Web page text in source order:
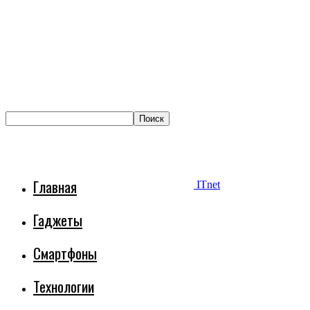
ITnet
Главная
Гаджеты
Смартфоны
Технологии